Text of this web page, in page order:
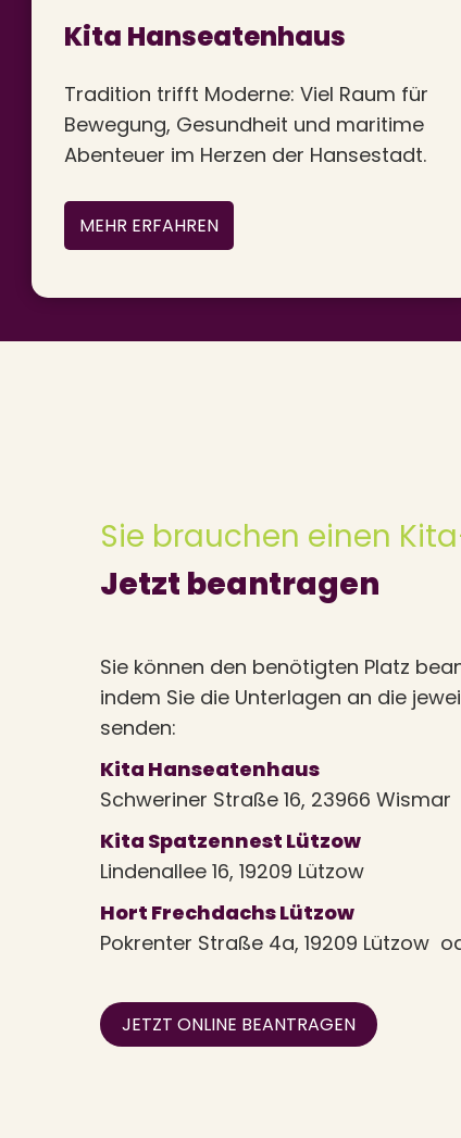
Kita Hanseatenhaus
Tradition trifft Moderne: Viel Raum für
Bewegung, Gesundheit und maritime
Abenteuer im Herzen der Hansestadt.
MEHR ERFAHREN
Sie brauchen einen
Jetzt beantragen
Sie können den benötigten Platz
indem Sie die Unterlagen an die
senden:
Kita Hanseatenhaus
Schweriner Straße 16, 23966 Wismar
Kita Spatzennest Lützow
Lindenallee 16, 19209 Lützow
Hort Frechdachs Lützow
Pokrenter Straße 4a, 19209 Lützow
JETZT ONLINE BEANTRAGEN